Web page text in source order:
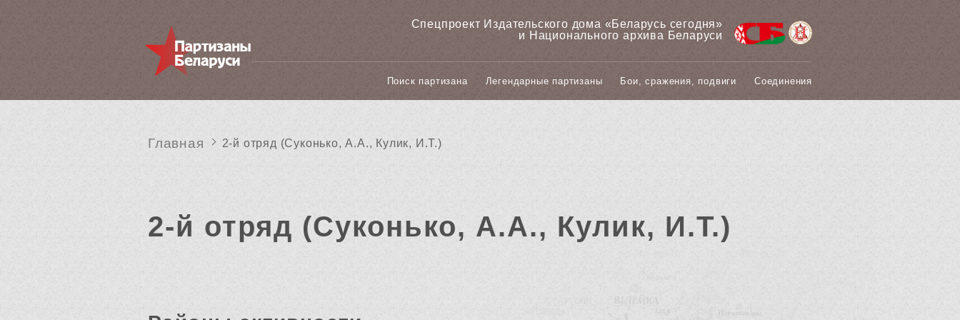
Спецпроект Издательского дома «‎Беларусь сегодня»
и Национального архива Беларуси
Поиск партизана Легендарные партизаны Бои, сражения, подвиги Соединения
Главная 2-й отряд (Суконько, А.А., Кулик, И.Т.)
2-й отряд (Суконько, А.А., Кулик, И.Т.)